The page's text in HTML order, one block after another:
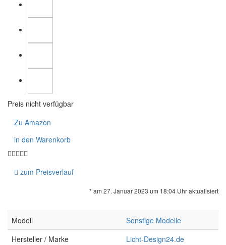
Preis nicht verfügbar
Zu Amazon
in den Warenkorb
zum Preisverlauf
* am 27. Januar 2023 um 18:04 Uhr aktualisiert
Modell
Sonstige Modelle
Hersteller / Marke
Licht-Design24.de